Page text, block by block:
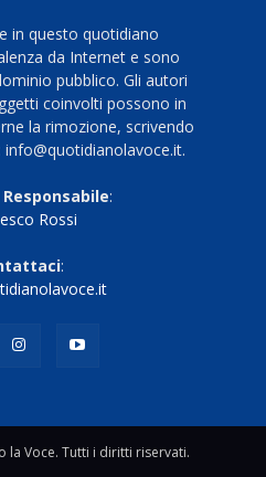
in questo quotidiano
da Internet e sono
pubblico. Gli autori
coinvolti possono in
la rimozione, scrivendo
:
Rossi
:
la Voce. Tutti i diritti riservati.